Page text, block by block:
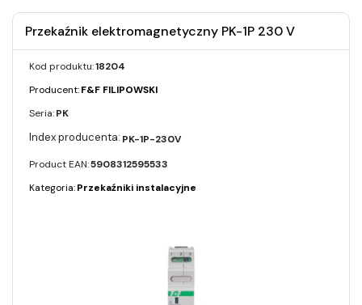
Przekaźnik elektromagnetyczny PK-1P 230 V
Kod produktu:18204
Producent:F&F FILIPOWSKI
Seria:PK
PK-1P-230V
Product EAN:5908312595533
Kategoria:Przekaźniki instalacyjne